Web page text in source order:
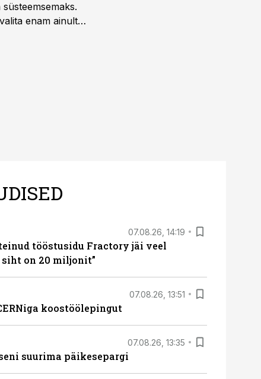
enam ainult
07.08.26, 14:19
tööstusidu Fractory jäi veel
siht on 20 miljonit”
07.08.26, 13:51
koostöölepingut
07.08.26, 13:35
suurima päikesepargi